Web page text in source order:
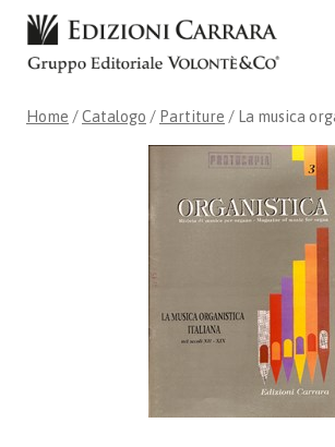
Salta
contenuto
Home /Catalogo / Partiture / La musica